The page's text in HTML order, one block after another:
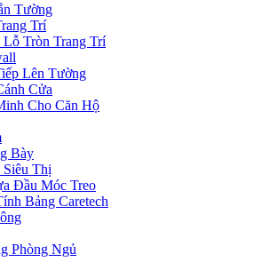
Tường
Trí
Tròn Trang Trí
Lên Tường
Cửa
Cho Căn Hộ
Bày
Thị
Đầu Móc Treo
Bảng Caretech
Phòng Ngủ